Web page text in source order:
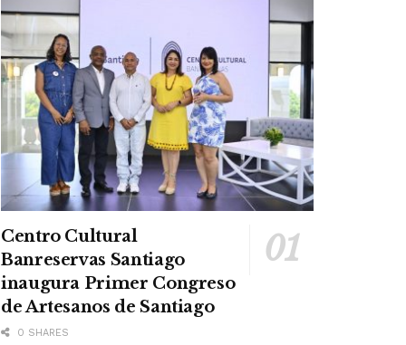
Centro Cultural
Banreservas Santiago
inaugura Primer Congreso
de Artesanos de Santiago
0 SHARES